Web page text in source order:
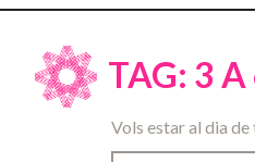
TAG: 3 A
Vols estar al dia